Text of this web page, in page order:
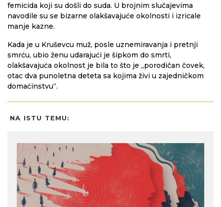
femicida koji su došli do suda. U brojnim slučajevima
navodile su se bizarne olakšavajuće okolnosti i izricale
manje kazne.
Kada je u Kruševcu muž, posle uznemiravanja i pretnji
smrću, ubio ženu udarajući je šipkom do smrti,
olakšavajuća okolnost je bila to što je „porodičan čovek,
otac dva punoletna deteta sa kojima živi u zajedničkom
domaćinstvu“.
NA ISTU TEMU: